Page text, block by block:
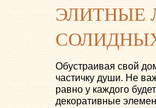
ЭЛИТНЫЕ
Обустраивая свой
частичку души. Не
равно у каждого
декоративные